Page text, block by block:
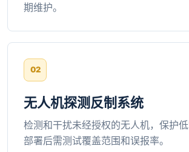
期维护。
无人机探测反制系统
检测和干扰未经授权的无人机，保护低
部署后需测试覆盖范围和误报率。